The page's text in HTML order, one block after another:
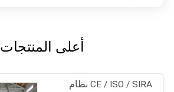
أعلى المنتجات
CE / ISO / SIRA نظام